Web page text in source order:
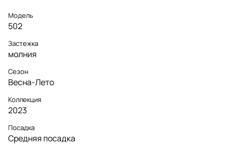
Модель
502
Застежка
молния
Сезон
Весна-Лето
Коллекция
2023
Посадка
Средняя посадка